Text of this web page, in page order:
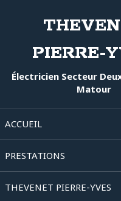
PIERRE-
Électricien Secteur
Matour
ACCUEIL
PRESTATIONS
THEVENET PIERRE-YVES